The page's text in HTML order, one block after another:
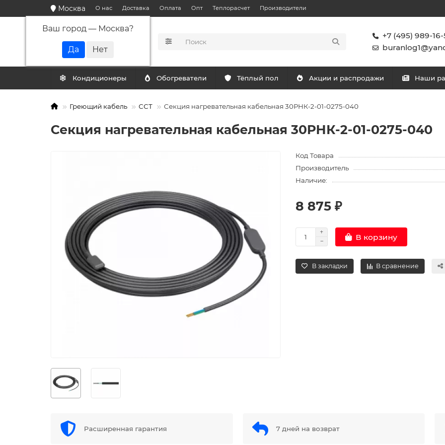
Москва
Ваш город — Москва?
О нас Доставка Оплата Опт Теплорасчет Производители
+7 (495) 989-16-
Кондиционеры Обогреватели Тёплый пол Акции и распродажи Наши
Греющий кабель ССТ Секция нагревательная кабельная 30РНК-2-01-0275-040
Секция нагревательная кабельная 30РНК-2-01-0275-040
Код Товара
Производитель
Наличие:
8 875 ₽
В корзину
В закладки В сравнение
Расширенная гарантия 7 дней на возврат